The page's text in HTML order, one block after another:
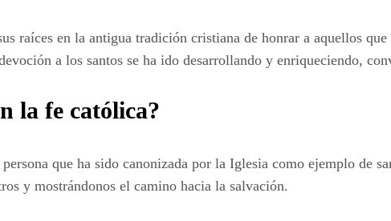
raíces en la antigua tradición cristiana de honrar a aquellos
a los santos se ha ido desarrollando y enriqueciendo,
la fe católica?
que ha sido canonizada por la Iglesia como ejemplo de
y mostrándonos el camino hacia la salvación.